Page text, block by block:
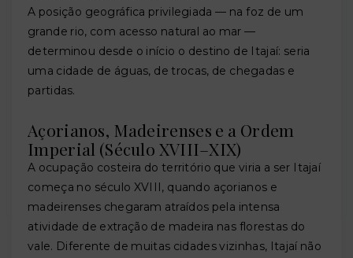
A posição geográfica privilegiada — na foz de um
grande rio, com acesso natural ao mar —
determinou desde o início o destino de Itajaí: seria
uma cidade de águas, de trocas, de chegadas e
partidas.
Açorianos, Madeirenses e a Ordem
Imperial (Século XVIII–XIX)
A ocupação costeira do território que viria a ser Itajaí
começa no século XVIII, quando açorianos e
madeirenses chegaram atraídos pela intensa
atividade de extração de madeira nas florestas do
vale. Diferente de muitas cidades vizinhas, Itajaí não